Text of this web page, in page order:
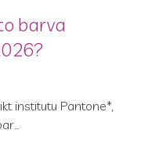
barva
institutu Pantone*,